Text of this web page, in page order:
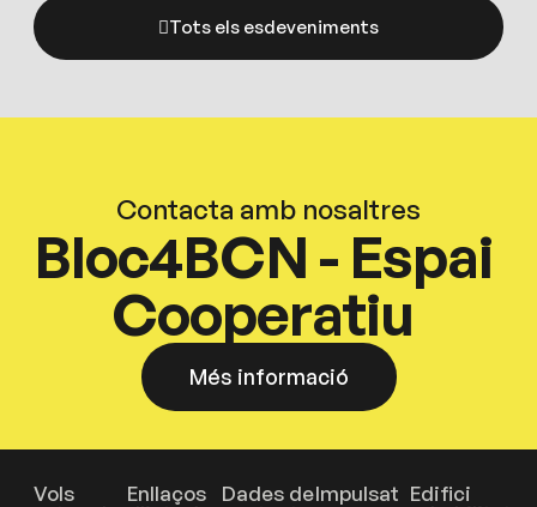
Tots els esdeveniments
Contacta amb nosaltres
Bloc4BCN - Espai
Cooperatiu
Més informació
Vols
Enllaços
Dades deImpulsat Edifici